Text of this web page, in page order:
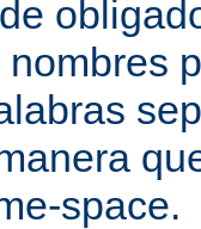
space.